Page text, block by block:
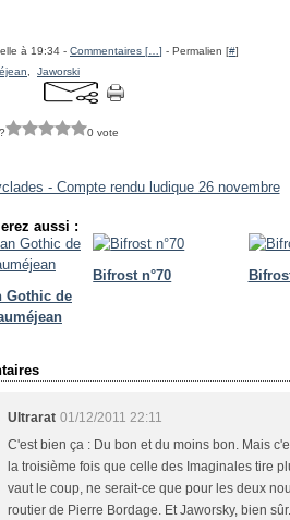
à 19:34 - Commentaires [ ] - Permalien [#]
Jaworski
0 vote
- Compte rendu ludique 26 novembre
aussi :
Gothic de
Bifrost n°70
Ultrarat 01/12/2011 22:11
C'est bien ça : Du bon et du moins bon. Mais
la troisième fois que celle des Imaginales tire
vaut le coup, ne serait-ce que pour les deux
routier de Pierre Bordage. Et Jaworsky, bien